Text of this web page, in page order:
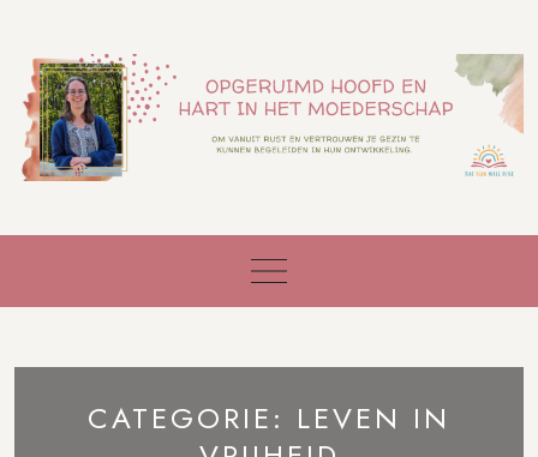
content
CATEGORIE: LEVEN IN